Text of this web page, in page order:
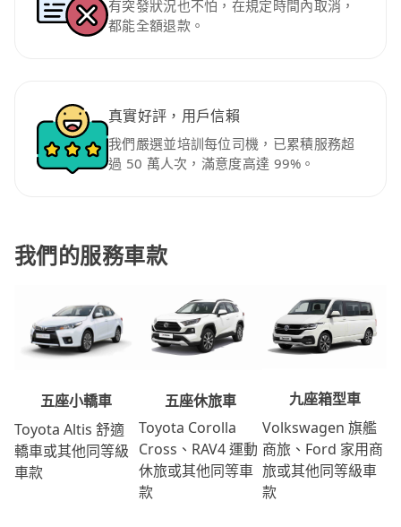
有突發狀況也不怕，在規定時間內取消，
都能全額退款。
真實好評，用戶信賴
我們嚴選並培訓每位司機，已累積服務超
過 50 萬人次，滿意度高達 99%。
我們的服務車款
五座小轎車
Toyota Altis 舒適
轎車或其他同等級
車款
五座休旅車
Toyota Corolla
Cross、RAV4 運動
休旅或其他同等車
款
九座箱型車
Volkswagen 旗艦
商旅、Ford 家用商
旅或其他同等級車
款